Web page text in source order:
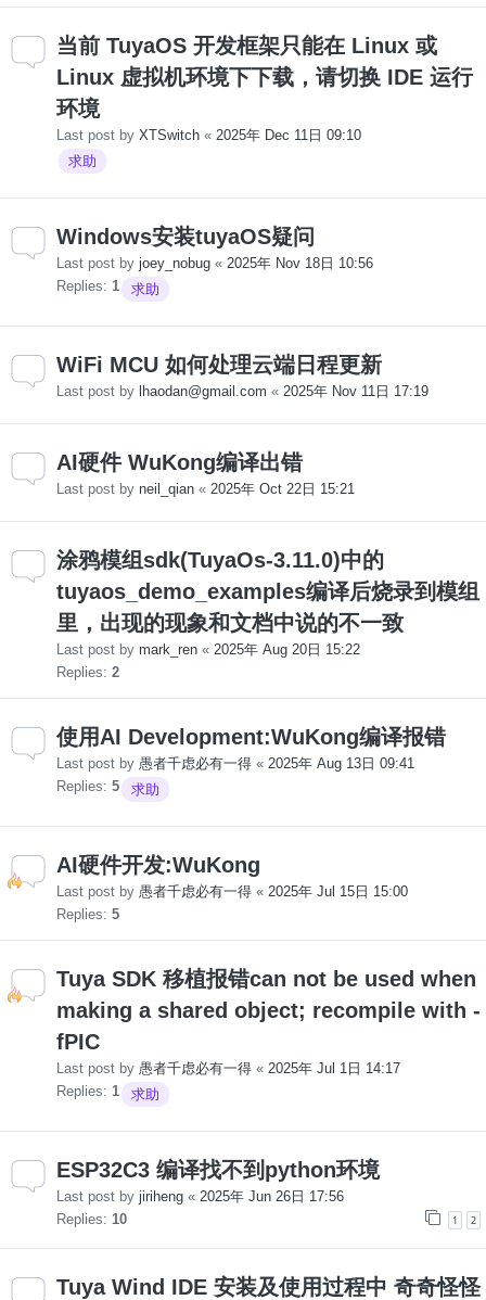
当前 TuyaOS 开发框架只能在 Linux 或
Linux 虚拟机环境下下载，请切换 IDE 运行
环境
Last post by XTSwitch « 2025年 Dec 11日 09:10
求助
Windows安装tuyaOS疑问
Last post by joey_nobug « 2025年 Nov 18日 10:56
Replies: 1 求助
WiFi MCU 如何处理云端日程更新
Last post by lhaodan@gmail.com « 2025年 Nov 11日 17:19
AI硬件 WuKong编译出错
Last post by neil_qian « 2025年 Oct 22日 15:21
涂鸦模组sdk(TuyaOs-3.11.0)中的
tuyaos_demo_examples编译后烧录到模组
里，出现的现象和文档中说的不一致
Last post by mark_ren « 2025年 Aug 20日 15:22
Replies: 2
使用AI Development:WuKong编译报错
Last post by 愚者千虑必有一得 « 2025年 Aug 13日 09:41
Replies: 5 求助
AI硬件开发:WuKong
Last post by 愚者千虑必有一得 « 2025年 Jul 15日 15:00
Replies: 5
Tuya SDK 移植报错can not be used when
making a shared object; recompile with -
fPIC
Last post by 愚者千虑必有一得 « 2025年 Jul 1日 14:17
Replies: 1 求助
ESP32C3 编译找不到python环境
Last post by jiriheng « 2025年 Jun 26日 17:56
Replies: 10 1 2
Tuya Wind IDE 安装及使用过程中 奇奇怪怪